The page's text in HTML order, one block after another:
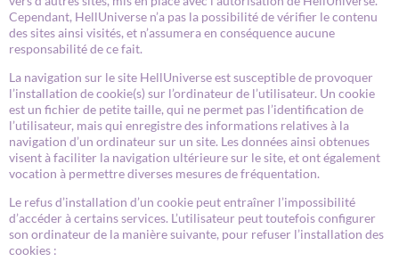
Cependant, HellUniverse n’a pas la possibilité de vérifier le contenu
des sites ainsi visités, et n’assumera en conséquence aucune
responsabilité de ce fait.
La navigation sur le site HellUniverse est susceptible de provoquer
l’installation de cookie(s) sur l’ordinateur de l’utilisateur. Un cookie
est un fichier de petite taille, qui ne permet pas l’identification de
l’utilisateur, mais qui enregistre des informations relatives à la
navigation d’un ordinateur sur un site. Les données ainsi obtenues
visent à faciliter la navigation ultérieure sur le site, et ont également
vocation à permettre diverses mesures de fréquentation.
Le refus d’installation d’un cookie peut entraîner l’impossibilité
d’accéder à certains services. L’utilisateur peut toutefois configurer
son ordinateur de la manière suivante, pour refuser l’installation des
cookies :